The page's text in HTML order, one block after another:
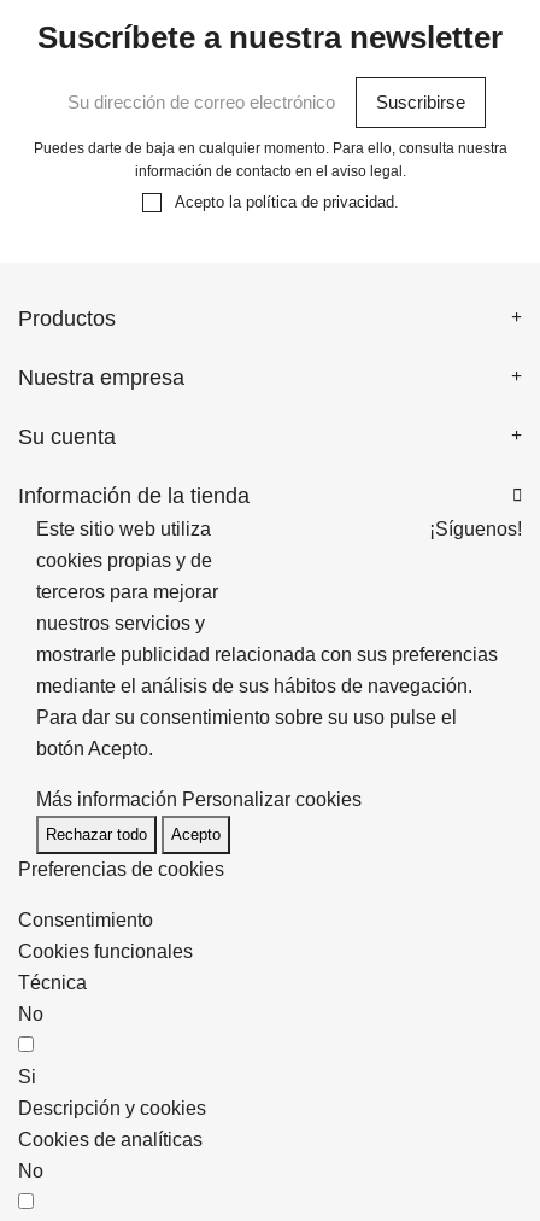
Suscríbete a nuestra newsletter
Puedes darte de baja en cualquier momento. Para ello, consulta nuestra
información de contacto en el aviso legal.
Acepto la política de privacidad.
Productos
Nuestra empresa
Su cuenta
Información de la tienda 
¡Síguenos!
Este sitio web utiliza
cookies propias y de
terceros para mejorar
nuestros servicios y
mostrarle publicidad relacionada con sus preferencias
mediante el análisis de sus hábitos de navegación.
Para dar su consentimiento sobre su uso pulse el
botón Acepto.
Más información Personalizar cookies
Rechazar todo Acepto
Preferencias de cookies
Consentimiento
Cookies funcionales
Técnica
No
Si
Descripción y cookies
Cookies de analíticas
No